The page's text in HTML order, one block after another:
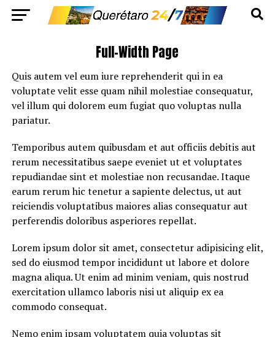
Full-Width Page
Quis autem vel eum iure reprehenderit qui in ea
voluptate velit esse quam nihil molestiae consequatur,
vel illum qui dolorem eum fugiat quo voluptas nulla
pariatur.
Temporibus autem quibusdam et aut officiis debitis aut
rerum necessitatibus saepe eveniet ut et voluptates
repudiandae sint et molestiae non recusandae. Itaque
earum rerum hic tenetur a sapiente delectus, ut aut
reiciendis voluptatibus maiores alias consequatur aut
perferendis doloribus asperiores repellat.
Lorem ipsum dolor sit amet, consectetur adipisicing elit,
sed do eiusmod tempor incididunt ut labore et dolore
magna aliqua. Ut enim ad minim veniam, quis nostrud
exercitation ullamco laboris nisi ut aliquip ex ea
commodo consequat.
Nemo enim ipsam voluptatem quia voluptas sit